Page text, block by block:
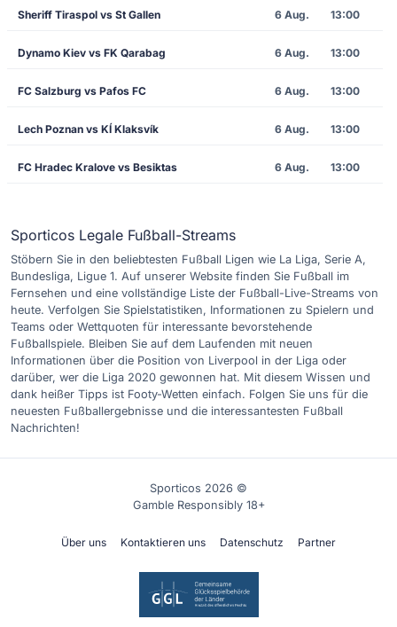
Sheriff Tiraspol vs St Gallen 6 Aug. 13:00
Dynamo Kiev vs FK Qarabag 6 Aug. 13:00
FC Salzburg vs Pafos FC 6 Aug. 13:00
Lech Poznan vs KÍ Klaksvík 6 Aug. 13:00
FC Hradec Kralove vs Besiktas 6 Aug. 13:00
Sporticos Legale Fußball-Streams
Stöbern Sie in den beliebtesten Fußball Ligen wie La Liga, Serie A,
Bundesliga, Ligue 1. Auf unserer Website finden Sie Fußball im
Fernsehen und eine vollständige Liste der Fußball-Live-Streams von
heute. Verfolgen Sie Spielstatistiken, Informationen zu Spielern und
Teams oder Wettquoten für interessante bevorstehende
Fußballspiele. Bleiben Sie auf dem Laufenden mit neuen
Informationen über die Position von Liverpool in der Liga oder
darüber, wer die Liga 2020 gewonnen hat. Mit diesem Wissen und
dank heißer Tipps ist Footy-Wetten einfach. Folgen Sie uns für die
neuesten Fußballergebnisse und die interessantesten Fußball
Nachrichten!
Sporticos 2026 ©
Gamble Responsibly 18+
Über uns Kontaktieren uns Datenschutz Partner